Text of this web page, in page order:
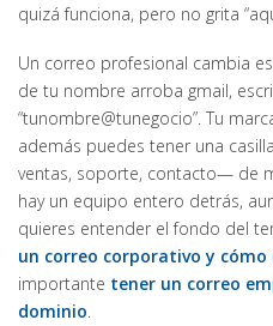
quizá funciona, pero no grita
Un correo profesional cambia
de tu nombre arroba gmail,
“tunombre@tunegocio”. Tu
además puedes tener una
ventas, soporte, contacto— de
hay un equipo entero detrás,
quieres entender el fondo del
un correo corporativo y cómo
importante tener un correo
dominio.